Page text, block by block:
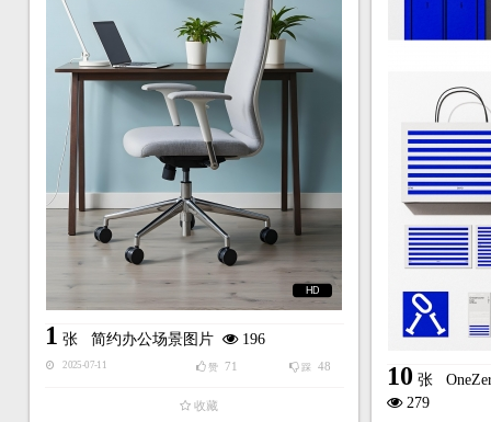
10 张
279
HD
1 张 简约办公场景图片 196
2025-07-11 踩 48
赞 71
收藏